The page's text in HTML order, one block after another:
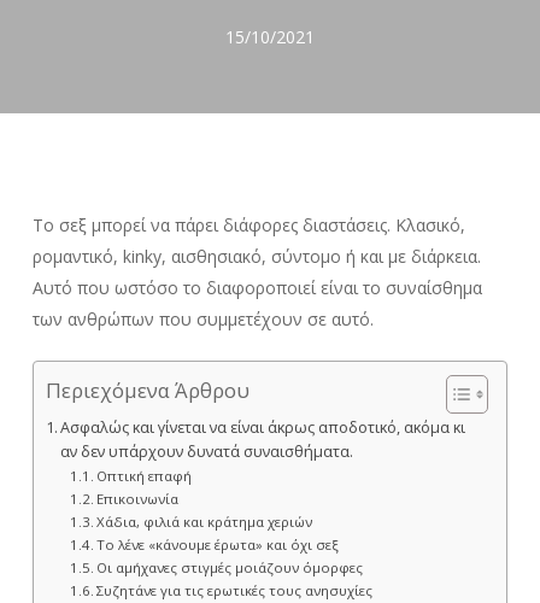
15/10/2021
Το σεξ μπορεί να πάρει διάφορες διαστάσεις. Κλασικό,
ρομαντικό, kinky, αισθησιακό, σύντομο ή και με διάρκεια.
Αυτό που ωστόσο το διαφοροποιεί είναι το συναίσθημα
των ανθρώπων που συμμετέχουν σε αυτό.
Περιεχόμενα Άρθρου
Ασφαλώς και γίνεται να είναι άκρως αποδοτικό, ακόμα κι
αν δεν υπάρχουν δυνατά συναισθήματα.
Οπτική επαφή
Επικοινωνία
Χάδια, φιλιά και κράτημα χεριών
Το λένε «κάνουμε έρωτα» και όχι σεξ
Οι αμήχανες στιγμές μοιάζουν όμορφες
Συζητάνε για τις ερωτικές τους ανησυχίες